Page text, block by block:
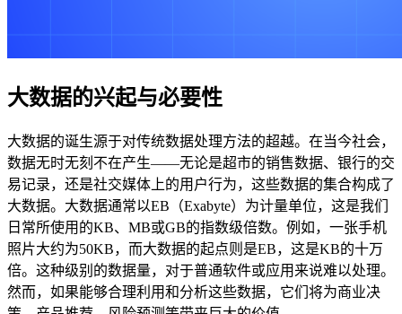
大数据的兴起与必要性
大数据的诞生源于对传统数据处理方法的超越。在当今社会，
数据无时无刻不在产生——无论是超市的销售数据、银行的交
易记录，还是社交媒体上的用户行为，这些数据的集合构成了
大数据。大数据通常以EB（Exabyte）为计量单位，这是我们
日常所使用的KB、MB或GB的指数级倍数。例如，一张手机
照片大约为50KB，而大数据的起点则是EB，这是KB的十万
倍。这种级别的数据量，对于普通软件或应用来说难以处理。
然而，如果能够合理利用和分析这些数据，它们将为商业决